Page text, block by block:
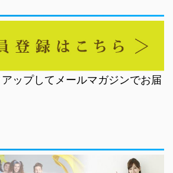
ップしてメールマガジンでお届